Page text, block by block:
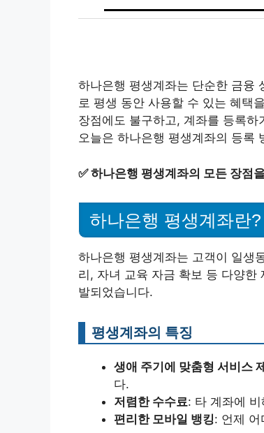
하나은행 평생계좌는 단순한 금융
로 평생 동안 사용할 수 있는 혜택
장점에도 불구하고, 계좌를 등록
오늘은 하나은행 평생계좌의 등록
✅하나은행 평생계좌의 모든 장점
하나은행 평생계좌란?
하나은행 평생계좌는 고객이 일생
리, 자녀 교육 자금 확보 등 다양한
발되었습니다.
평생계좌의 특징
생애 주기에 맞춤형 서비스
다.
저렴한 수수료: 타 계좌에
편리한 모바일 뱅킹: 언제 어